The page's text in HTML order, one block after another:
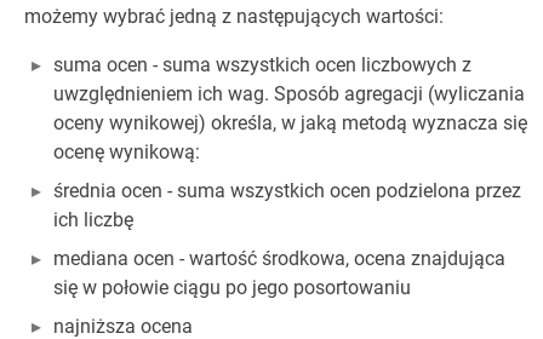
możemy wybrać jedną z następujących wartości:
suma ocen - suma wszystkich ocen liczbowych z
uwzględnieniem ich wag. Sposób agregacji (wyliczania
oceny wynikowej) określa, w jaką metodą wyznacza się
ocenę wynikową:
średnia ocen - suma wszystkich ocen podzielona przez
ich liczbę
mediana ocen - wartość środkowa, ocena znajdująca
się w połowie ciągu po jego posortowaniu
najniższa ocena